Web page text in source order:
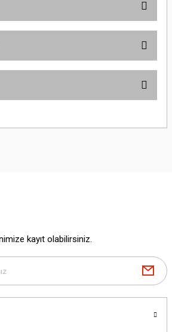
öneri formunu kullanarak tarafımıza
alternatifler olmalı.
kayıt olabilirsiniz.